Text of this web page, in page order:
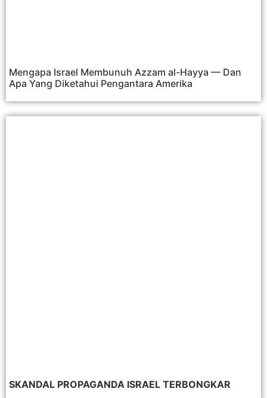
Mengapa Israel Membunuh Azzam al-Hayya — Dan
Apa Yang Diketahui Pengantara Amerika
SKANDAL PROPAGANDA ISRAEL TERBONGKAR